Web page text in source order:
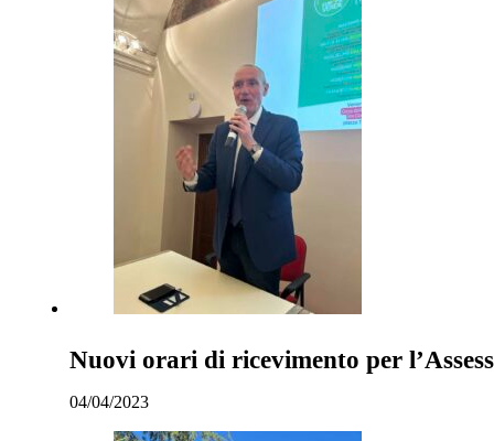
Nuovi orari di ricevimento per
04/04/2023